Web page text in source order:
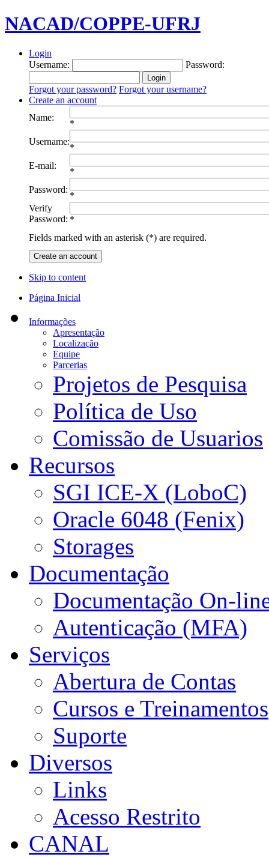
NACAD/COPPE-UFRJ
Login
Username:
Password:
Forgot your password? Forgot your username?
Create an account
Name:
*
Username:
*
E-mail:
*
Password:
*
Verify
Password: *
Fields marked with an asterisk (*) are required.
Create an account
Skip to content
Página Inicial
Informações
Apresentação
Localização
Equipe
Parcerias
Projetos de Pesquisa
Política de Uso
Comissão de Usuarios
Recursos
SGI ICE-X (LoboC)
Oracle 6048 (Fenix)
Storages
Documentação
Documentação On-
Autenticação (MFA)
Serviços
Abertura de Contas
Cursos e Treinamentos
Suporte
Diversos
Links
Acesso Restrito
CANAL